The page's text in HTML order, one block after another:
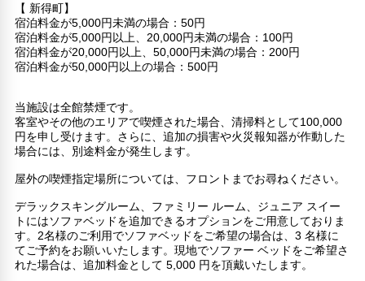
【 新得町】
宿泊料金が5,000円未満の場合：50円
宿泊料金が5,000円以上、20,000円未満の場合：100円
宿泊料金が20,000円以上、50,000円未満の場合：200円
宿泊料金が50,000円以上の場合：500円
当施設は全館禁煙です。
客室やその他のエリアで喫煙された場合、清掃料として100,000
円を申し受けます。さらに、追加の損害や火災報知器が作動した
場合には、別途料金が発生します。
屋外の喫煙指定場所については、フロントまでお尋ねください。
デラックスキングルーム、ファミリー ルーム、ジュニア スイー
トにはソファベッドを追加できるオプションをご用意しておりま
す。2名様のご利用でソファベッドをご希望の場合は、3 名様に
てご予約をお願いいたします。現地でソファー ベッドをご希望さ
れた場合は、追加料金として 5,000 円を頂戴いたします。